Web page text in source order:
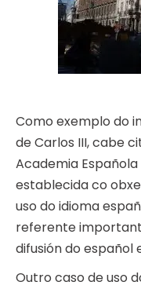
Como exemplo do
de Carlos III, cabe
Academia Española
establecida co
uso do idioma
referente
difusión do español
Outro caso de uso